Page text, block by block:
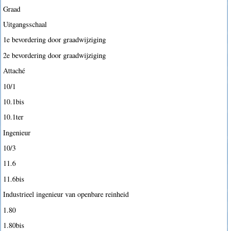
Graad
Uitgangsschaal
1e bevordering door graadwijziging
2e bevordering door graadwijziging
Attaché
10/1
10.1bis
10.1ter
Ingenieur
10/3
11.6
11.6bis
Industrieel ingenieur van openbare reinheid
1.80
1.80bis